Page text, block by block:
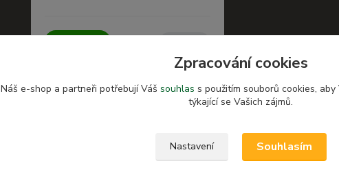
Zpracování cookies
Náš e-shop a partneři potřebují Váš souhlas s použitím souborů cookies,
týkající se Vašich zájmů.
Nastavení Souhlasím